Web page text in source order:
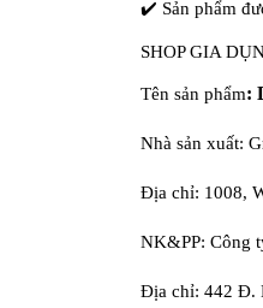
✔ Sản phẩm
SHOP GIA
Tên sản phẩm:
Nhà sản xuất:
Địa chỉ: 1008,
NK&PP: Công
Địa chỉ: 442 Đ.